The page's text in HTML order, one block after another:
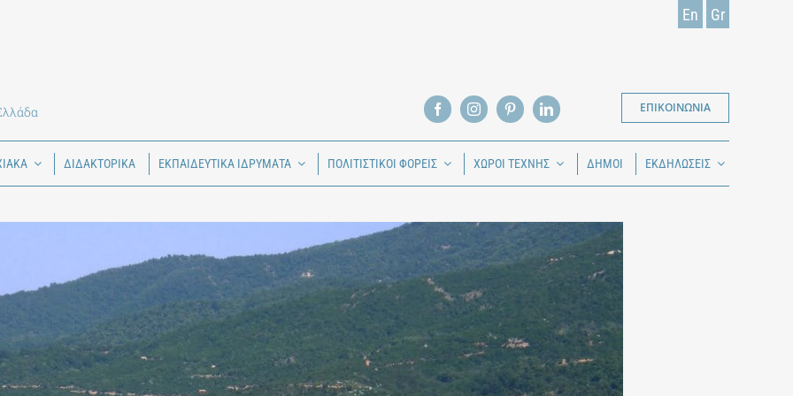
En Gr
ΕΠΙΚΟΙΝΩΝΙΑ
ΔΙΔΑΚΤΟΡΙΚΑ ΕΚΠΑΙΔΕΥΤΙΚΑ ΙΔΡΥΜΑΤΑ ΠΟΛΙΤΙΣΤΙΚΟΙ ΦΟΡΕΙΣ ΧΩΡΟΙ ΤΕΧΝΗΣ ΔΗΜΟΙ ΕΚΔΗΛΩΣΕΙΣ